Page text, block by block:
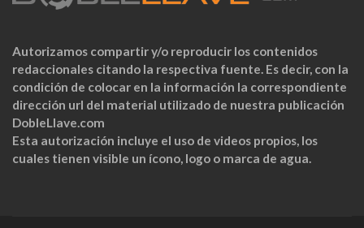
Autorizamos compartir y/o reproducir los contenidos
redaccionales citando la respectiva fuente. Es decir, con la
condición de colocar en la información la correspondiente
dirección url del material utilizado de nuestra publicación
DobleLlave.com
Esta autorización incluye el uso de videos propios, los
cuales tienen visible un ícono, logo o marca de agua.